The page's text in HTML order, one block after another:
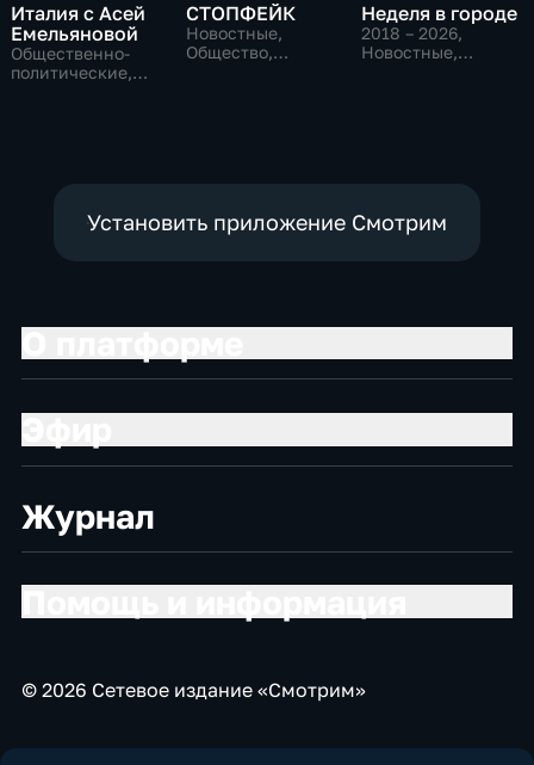
Италия с Асей
Емельяновой
Общественно-
политические,
СТОПФЕЙК
Новостные,
Общество,
Неделя в городе
2018 – 2026,
Новостные,
Установить приложение Смотрим
Журнал
© 2026 Сетевое издание «Смотрим»